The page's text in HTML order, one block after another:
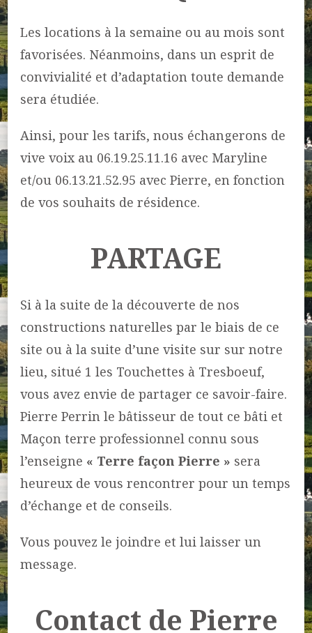
Les locations à la semaine ou au mois sont
favorisées. Néanmoins, dans un esprit de
convivialité et d’adaptation toute demande
sera étudiée.
Ainsi, pour les tarifs, nous échangerons de
vive voix au 06.19.25.11.16 avec Maryline
et/ou 06.13.21.52.95 avec Pierre, en fonction
de vos souhaits de résidence.
PARTAGE
Si à la suite de la découverte de nos
constructions naturelles par le biais de ce
site ou à la suite d’une visite sur sur notre
lieu, situé 1 les Touchettes à Tresboeuf,
vous avez envie de partager ce savoir-faire.
Pierre Perrin le bâtisseur de tout ce bâti et
Maçon terre professionnel connu sous
l’enseigne « Terre façon Pierre » sera
heureux de vous rencontrer pour un temps
d’échange et de conseils.
Vous pouvez le joindre et lui laisser un
message.
Contact de Pierre